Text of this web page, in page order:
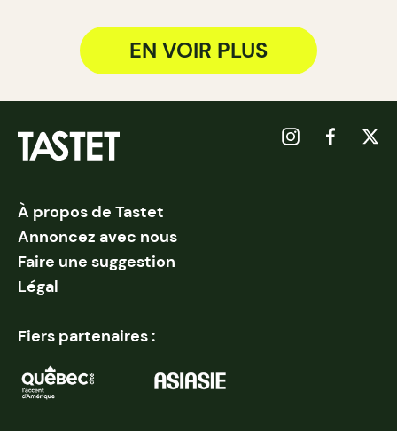
EN VOIR PLUS
À propos de Tastet
Annoncez avec nous
Faire une suggestion
Légal
Fiers partenaires :